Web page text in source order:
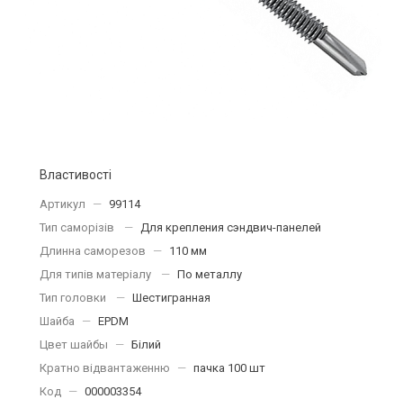
Властивості
Артикул — 99114
Тип саморізів
— Для крепления сэндвич-панелей
Длинна саморезов
— 110 мм
Для типів матеріалу
— По металлу
Тип головки
— Шестигранная
Шайба
— EPDM
Цвет шайбы
— Білий
Кратно відвантаженню
— пачка 100 шт
Код — 000003354